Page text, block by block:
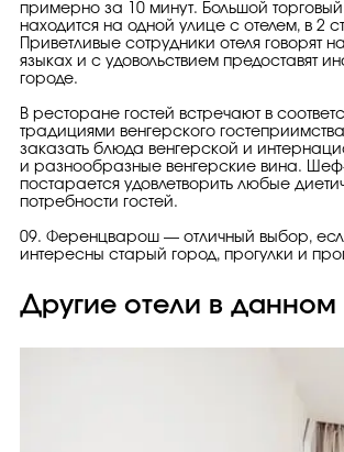
примерно за 10 минут. Большой
находится на одной улице с отелем, в 2
Приветливые сотрудники отеля говорят
языках и с удовольствием предоставят
городе.
В ресторане гостей встречают в
традициями венгерского
заказать блюда венгерской и
и разнообразные венгерские вина.
постарается удовлетворить любые
потребности гостей.
09. Ференцварош — отличный выбор,
интересны старый город, прогулки и
Другие отели в данном